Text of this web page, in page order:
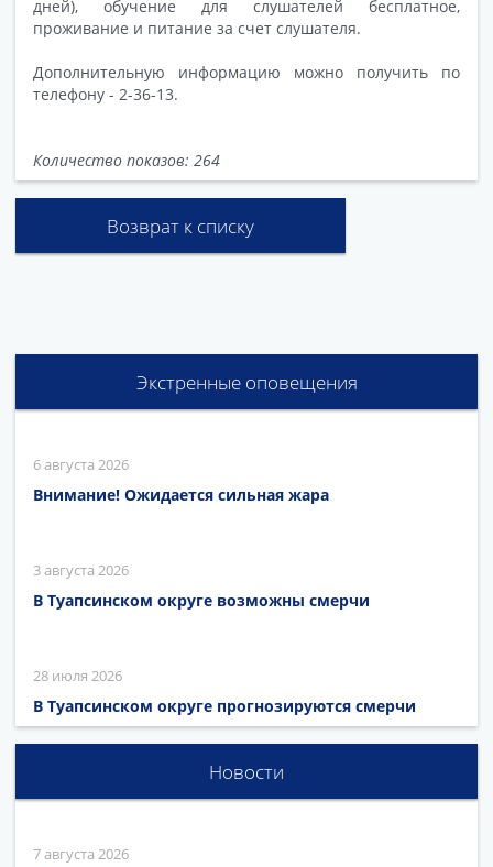
дней), обучение для слушателей бесплатное,
проживание и питание за счет слушателя.
Дополнительную информацию можно получить по
телефону - 2-36-13.
Количество показов: 264
Возврат к списку
Экстренные оповещения
6 августа 2026
Внимание! Ожидается сильная жара
3 августа 2026
В Туапсинском округе возможны смерчи
28 июля 2026
В Туапсинском округе прогнозируются смерчи
Новости
7 августа 2026